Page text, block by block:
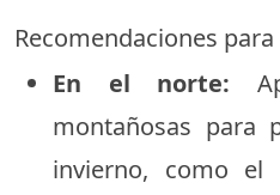
Recomendaciones
En el norte:
montañosas para
invierno, como el